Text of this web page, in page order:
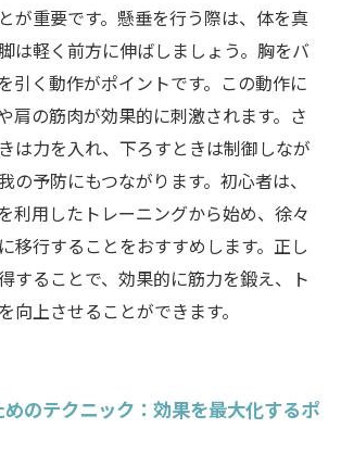
が重要です。懸垂を行う際は、体を真
は軽く前方に伸ばしましょう。胸をバ
引く動作がポイントです。この動作に
肩の筋肉が効果的に刺激されます。さ
は力を入れ、下ろすときは制御しなが
の予防にもつながります。初心者は、
利用したトレーニングから始め、徐々
移行することをおすすめします。正し
することで、効果的に筋力を鍛え、ト
向上させることができます。
のテクニック：効果を最大化するポ